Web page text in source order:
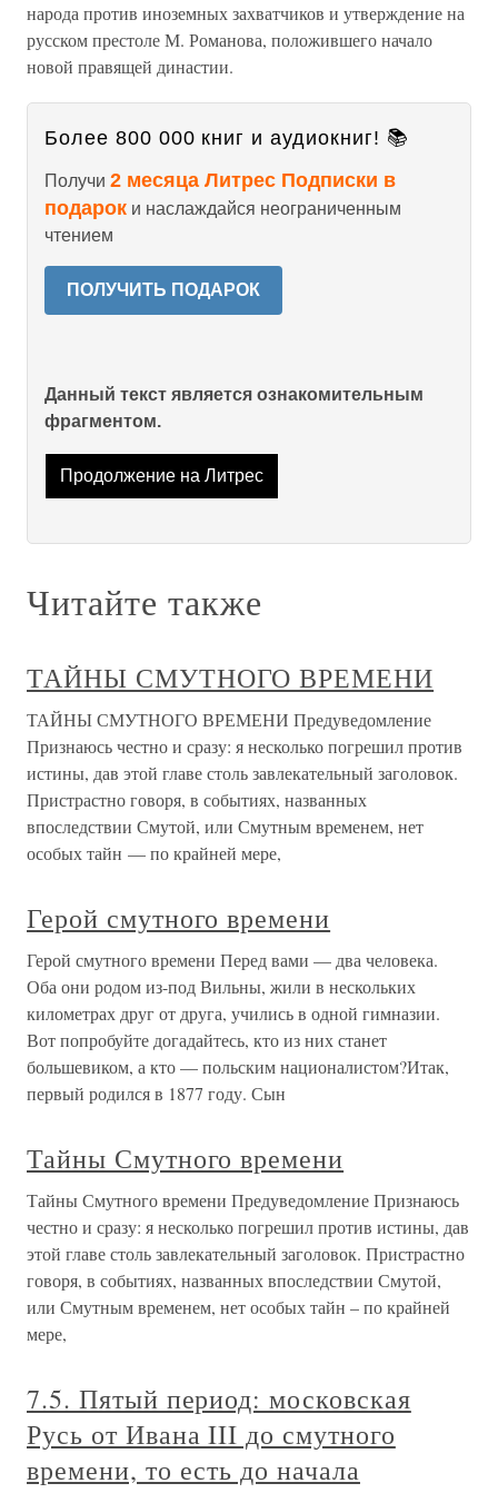
народа против иноземных захватчиков и утверждение на
русском престоле М. Романова, положившего начало
новой правящей династии.
Более 800 000 книг и аудиокниг! 📚
Получи 2 месяца Литрес Подписки в
подарок и наслаждайся неограниченным
чтением
ПОЛУЧИТЬ ПОДАРОК
Данный текст является ознакомительным
фрагментом.
Продолжение на Литрес
Читайте также
ТАЙНЫ СМУТНОГО ВРЕМЕНИ
ТАЙНЫ СМУТНОГО ВРЕМЕНИ Предуведомление
Признаюсь честно и сразу: я несколько погрешил против
истины, дав этой главе столь завлекательный заголовок.
Пристрастно говоря, в событиях, названных
впоследствии Смутой, или Смутным временем, нет
особых тайн — по крайней мере,
Герой смутного времени
Герой смутного времени Перед вами — два человека.
Оба они родом из-под Вильны, жили в нескольких
километрах друг от друга, учились в одной гимназии.
Вот попробуйте догадайтесь, кто из них станет
большевиком, а кто — польским националистом?Итак,
первый родился в 1877 году. Сын
Тайны Смутного времени
Тайны Смутного времени Предуведомление Признаюсь
честно и сразу: я несколько погрешил против истины, дав
этой главе столь завлекательный заголовок. Пристрастно
говоря, в событиях, названных впоследствии Смутой,
или Смутным временем, нет особых тайн – по крайней
мере,
7.5. Пятый период: московская
Русь от Ивана III до смутного
времени, то есть до начала